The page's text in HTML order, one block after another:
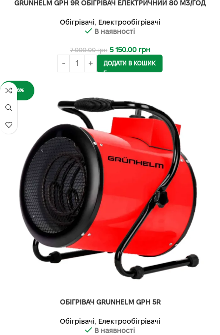
GRUNHELM GPH 9R ОБІГРІВАЧ ЕЛЕКТРИЧНИЙ 80 М3/ГОД
Обігрівачі, Електрообігрівачі
В наявності
7 000.00грн 5 150.00 грн
ДОДАТИ В КОШИК
-26%
ОБІГРІВАЧ GRUNHELM GPH 5R
Обігрівачі, Електрообігрівачі
В наявності